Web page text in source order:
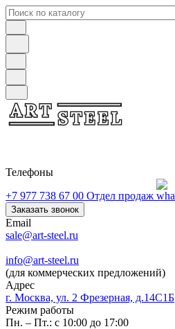
Телефоны
+7 977 738 67 00 Отдел продаж
Заказать звонок
Email
sale@art-steel.ru
info@art-steel.ru
(для коммерческих предложений)
Адрес
г. Москва, ул. 2 Фрезерная, д.14С1Б
Режим работы
Пн. – Пт.: с 10:00 до 17:00